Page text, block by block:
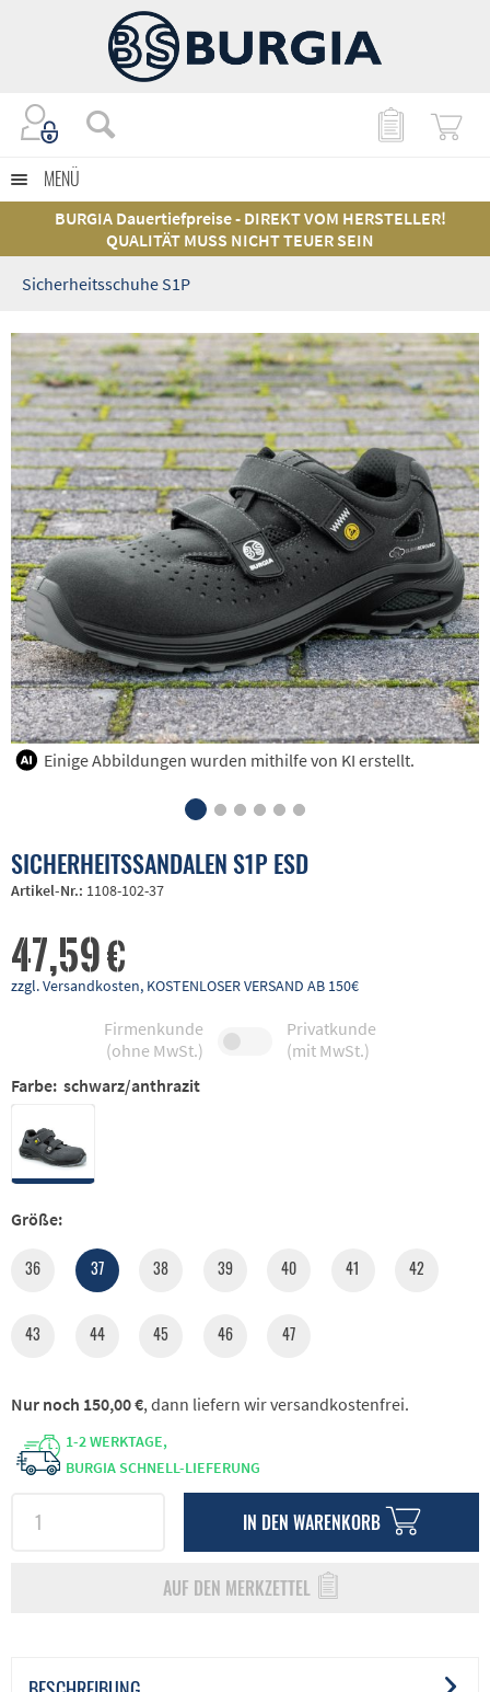
MENÜ
BURGIA Dauertiefpreise - DIREKT VOM HERSTELLER!
QUALITÄT MUSS NICHT TEUER SEIN
Sicherheitsschuhe S1P
Einige Abbildungen wurden mithilfe von KI erstellt.
SICHERHEITSSANDALEN S1P ESD
Artikel-Nr.: 1108-102-37
47,59 €
zzgl. Versandkosten, KOSTENLOSER VERSAND AB 150€
Firmenkunde
(ohne MwSt.)
Privatkunde
(mit MwSt.)
Farbe: schwarz/anthrazit
Größe:
36 37 38 39 40 41 42
43 44 45 46 47
1-2 WERKTAGE,
BURGIA SCHNELL-LIEFERUNG
IN DEN WARENKORB
AUF DEN MERKZETTEL
Nur noch 150,00 €, dann liefern wir versandkostenfrei.